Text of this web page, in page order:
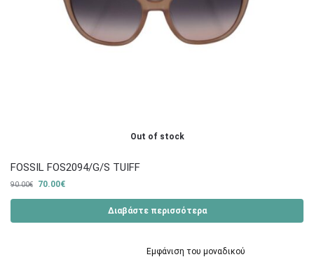
Out of stock
FOSSIL FOS2094/G/S TUIFF
90.00€ 70.00€
Διαβάστε περισσότερα
Εμφάνιση του μοναδικού